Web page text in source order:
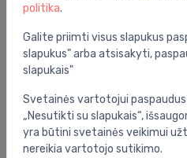
Produkto kodas:
Barkodas:
Prekės ženklas:
politika.
Galite priimti visus slapukus
slapukus" arba atsisakyti,
slapukais"
Svetainės vartotojui
„Nesutikti su slapukais“,
yra būtini svetainės veikimui
nereikia vartotojo sutikimo.